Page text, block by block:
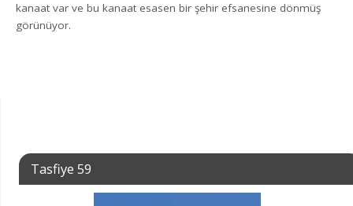
kanaat var ve bu kanaat esasen bir şehir efsanesine dönmüş
görünüyor.
Tasfiye 59